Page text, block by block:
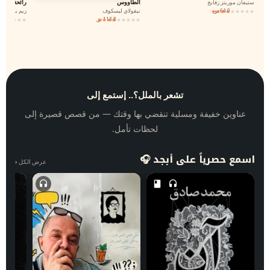
ستيفان موريتز زفايج
★★★★★
★★★★★
4.06 تق
الطاووس
نيقولاي ليسكوف
★★★★★
★★★★★
3.811 تق
رائحة
ريم
★★★★★
تشعر بالملل؟.. إستمع إلى
عناوين خفيفة ومسلية تنقضي بها وقتك — من قصص قصيرة إلى
لحظات تأمل.
اسمع حصرياً على أبجد 🎧 عرض الكل